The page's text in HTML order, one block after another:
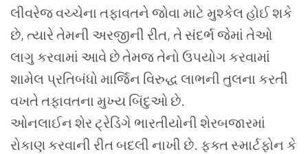
લીવરેજ વચ્ચેના તફાવતને જોવા માટે મુશ્કેલ હોઈ શકે
છે, ત્યારે તેમની અરજીની રીત, તે સંદર્ભ જેમાં તેઓ
લાગુ કરવામાં આવે છે તેમજ તેનો ઉપયોગ કરવામાં
શામેલ પ્રતિબંધો માર્જિન વિરુદ્ધ લાભની તુલના કરતી
વખતે તફાવતના મુખ્ય બિંદુઓ છે.
ઓનલાઈન શેર ટ્રેડિંગે ભારતીયોની શેરબજારમાં
રોકાણ કરવાની રીત બદલી નાખી છે. ફક્ત સ્માર્ટફોન કે